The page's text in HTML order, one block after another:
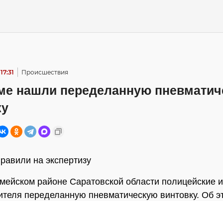
Происшествия
нашли переделанную
на экспертизу
районе Саратовской области полицейские
переделанную пневматическую винтовку. Об